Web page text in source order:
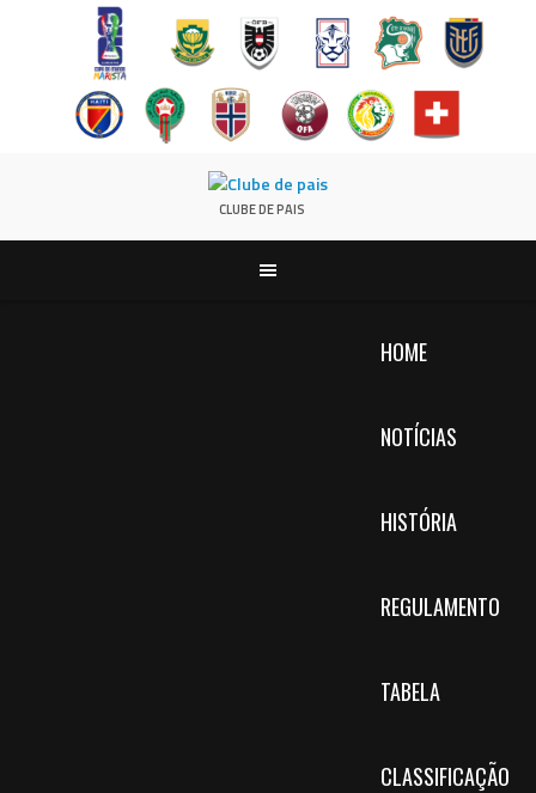
CLUBE DE PAIS
HOME
NOTÍCIAS
HISTÓRIA
REGULAMENTO
TABELA
CLASSIFICAÇÃO